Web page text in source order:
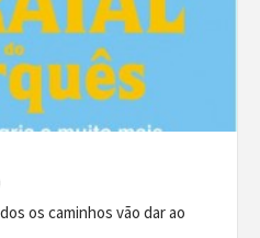
os caminhos vão dar ao